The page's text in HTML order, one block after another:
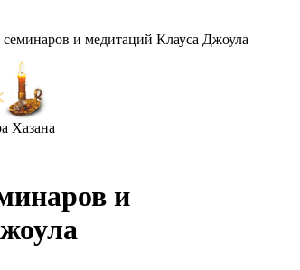
семинаров и медитаций Клауса Джоула
и